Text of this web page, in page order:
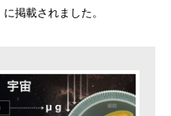
掲載されました。